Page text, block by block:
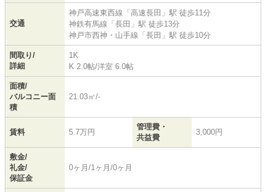
交通
神戸高速東西線 「 高速長田 」駅 徒歩11分
神鉄有馬線 「 長田 」駅 徒歩13分
神戸市西神・山手線 「 長田 」駅 徒歩10分
間取り/
詳細
1K
K 2.0帖/洋室 6.0帖
面積/
バルコニー面
積
21.03㎡/-
賃料 5.7万円
管理費・
共益費
3,000円
敷金/
礼金/
保証金
0ヶ月/1ヶ月/0ヶ月